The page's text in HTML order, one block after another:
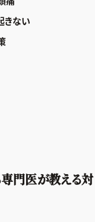
ない
門医が教える対